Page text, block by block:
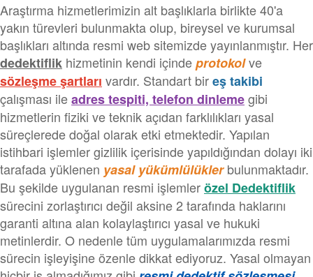
Araştırma hizmetlerimizin alt başlıklarla birlikte 40'a
yakın türevleri bulunmakta olup, bireysel ve kurumsal
başlıkları altında resmi web sitemizde yayınlanmıştır. Her
dedektiflik hizmetinin kendi içindeprotokolve
sözleşmeşartları vardır. Standart bireş takibi
çalışması ileadres tespiti, telefon dinlemegibi
hizmetlerin fiziki ve teknik açıdan farklılıkları yasal
süreçlerede doğal olarak etki etmektedir. Yapılan
istihbari işlemler gizlilik içerisinde yapıldığından dolayı iki
tarafada yüklenen yasal yükümlülüklerbulunmaktadır.
Bu şekilde uygulanan resmi işlemlerözel Dedektiflik
sürecini zorlaştırıcı değil aksine 2 tarafında haklarını
garanti altına alan kolaylaştırıcı yasal ve hukuki
metinlerdir. O nedenle tüm uygulamalarımızda resmi
sürecin işleyişine özenle dikkat ediyoruz. Yasal olmayan